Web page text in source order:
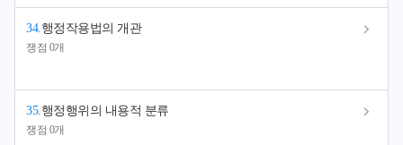
34.행정작용법의 개관
쟁점 0개
35.행정행위의 내용적 분류
쟁점 0개